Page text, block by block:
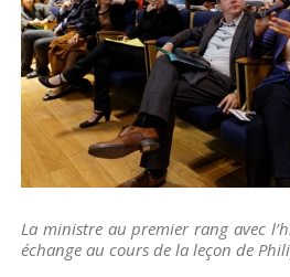
La ministre au premier rang avec
échange au cours de la leçon de